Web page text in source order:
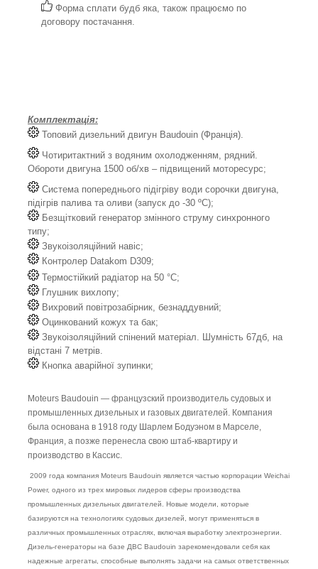
Форма сплати будб яка, також працюємо по
договору постачання.
Комплектація:
Топовий дизельний двигун Baudouin (Франція).
Чотиритактний з водяним охолодженням, рядний.
Обороти двигуна 1500 об/хв – підвищений моторесурс;
Система попереднього підігріву води сорочки двигуна,
підігрів палива та оливи (запуск до -30 ºС);
Безщітковий генератор змінного струму синхронного
типу;
Звукоізоляційний навіс;
Контролер Datakom D309;
Термостійкий радіатор на 50 °C;
Глушник вихлопу;
Вихровий повітрозабірник, безнаддувний;
Оцинкований кожух та бак;
Звукоізоляційний спінений матеріал. Шумність 67дб, на
відстані 7 метрів.
Кнопка аварійної зупинки;
Moteurs Baudouin — французский производитель судовых и
промышленных дизельных и газовых двигателей. Компания
была основана в 1918 году Шарлем Бодуэном в Марселе,
Франция, а позже перенесла свою штаб-квартиру и
производство в Кассис.
2009 года компания Moteurs Baudouin является частью корпорации Weichai
Power, одного из трех мировых лидеров сферы производства
промышленных дизельных двигателей. Новые модели, которые
базируются на технологиях судовых дизелей, могут применяться в
различных промышленных отраслях, включая выработку электроэнергии.
Дизель-генераторы на базе ДВС Baudouin зарекомендовали себя как
надежные агрегаты, способные выполнять задачи на самых ответственных